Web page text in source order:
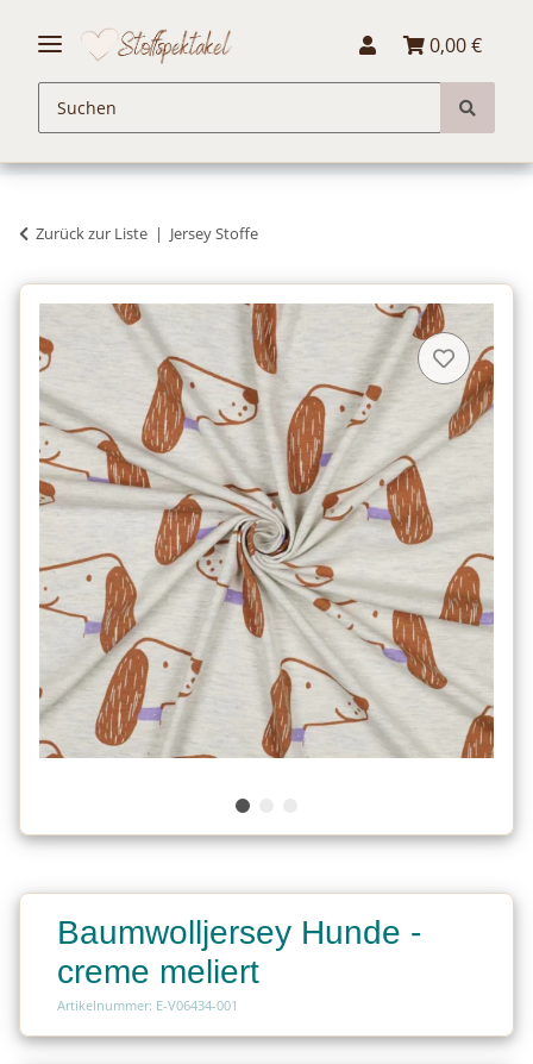
0,00 €
Zurück zur Liste Jersey Stoffe
Baumwolljersey Hunde -
creme meliert
Artikelnummer: E-V06434-001